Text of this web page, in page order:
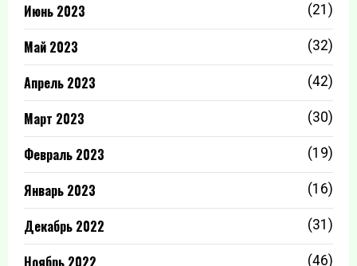
Июнь 2023 (21)
Май 2023 (32)
Апрель 2023 (42)
Март 2023 (30)
Февраль 2023 (19)
Январь 2023 (16)
Декабрь 2022 (31)
Ноябрь 2022 (46)